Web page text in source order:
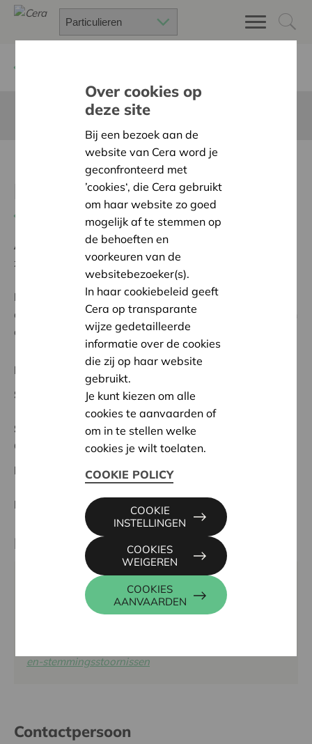
Deze pagina is niet vertaald in het Nederlands
Prentenboek OCD voor
kinderen
Terug naar overzicht
Ambitie:
Een solidaire, respectvolle samenleving
zonder drempels
Programma:
Iedereen gelijke kansen bieden om
actief, volwaardig en gelijkwaardig deel te nemen aan
de samenleving
Regionaal Project
Startdatum:
13/10/2025
Status:
In behandeling
Gent & Leieland
Datum:
13/10/2025
Beslissing: Goedgekeurd
Partner
UZ GENT, CORNEEL HEYMANSLAAN 10, 9000 GENT
093325278
en-stemmingsstoornissen
Contactpersoon
Over cookies op
deze site
Bij een bezoek aan de
website van Cera word je
geconfronteerd met
’cookies‘, die Cera gebruikt
om haar website zo goed
mogelijk af te stemmen op
de behoeften en
voorkeuren van de
websitebezoeker(s).
In haar cookiebeleid geeft
Cera op transparante
wijze gedetailleerde
informatie over de cookies
die zij op haar website
gebruikt.
Je kunt kiezen om alle
cookies te aanvaarden of
om in te stellen welke
cookies je wilt toelaten.
COOKIE POLICY
COOKIES
AANVAARDEN
COOKIES
WEIGEREN
COOKIE
INSTELLINGEN